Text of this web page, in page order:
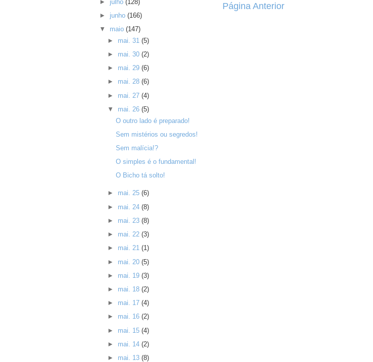
Página Anterior
► julho(128)
► junho(166)
▼ maio(147)
► mai. 31 (5)
► mai. 30 (2)
► mai. 29 (6)
► mai. 28 (6)
► mai. 27 (4)
▼ mai. 26 (5)
O outro lado é preparado!
Sem mistérios ou segredos!
Sem malícia!?
O simples é o fundamental!
O Bicho tá solto!
► mai. 25 (6)
► mai. 24 (8)
► mai. 23 (8)
► mai. 22 (3)
► mai. 21 (1)
► mai. 20 (5)
► mai. 19 (3)
► mai. 18 (2)
► mai. 17 (4)
► mai. 16 (2)
► mai. 15 (4)
► mai. 14 (2)
► mai. 13 (8)